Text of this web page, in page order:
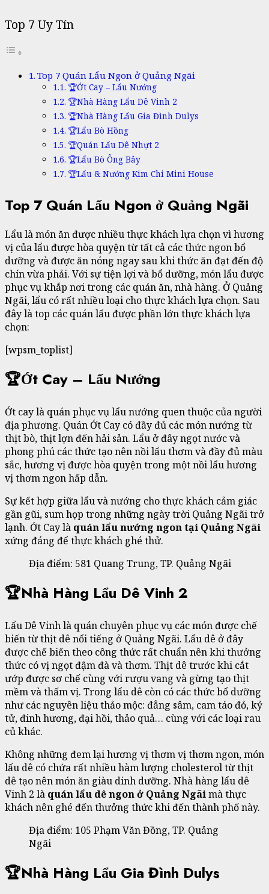
Top 7 Uy Tín
Top 7 Quán Lẩu Ngon ở Quảng Ngãi
🏆Ớt Cay – Lẩu Nướng
🏆Nhà Hàng Lẩu Dê Vinh 2
🏆Nhà Hàng Lẩu Gia Đình Dulys
🏆Lẩu Bò Hồng
🏆Quán Lẩu Dê Nhựt 2
🏆Lẩu Bò Ông Bảy
🏆Lẩu & Nướng Kim Chi Mini House
Top 7 Quán Lẩu Ngon ở Quảng Ngãi
Lẩu là món ăn được nhiều thực khách lựa chọn vì hương
vị của lẩu được hòa quyện từ tất cả các thức ngon bổ
dưỡng và được ăn nóng ngay sau khi thức ăn đạt đến độ
chín vừa phải. Với sự tiện lợi và bổ dưỡng, món lẩu được
phục vụ khắp nơi trong các quán ăn, nhà hàng. Ở Quảng
Ngãi, lẩu có rất nhiều loại cho thực khách lựa chọn. Sau
đây là top các quán lẩu được phần lớn thực khách lựa
chọn:
[wpsm_toplist]
🏆Ớt Cay – Lẩu Nướng
Ớt cay là quán phục vụ lẩu nướng quen thuộc của người
địa phương. Quán Ớt Cay có đầy đủ các món nướng từ
thịt bò, thịt lợn đến hải sản. Lẩu ở đây ngọt nước và
phong phú các thức tạo nên nồi lẩu thơm và đầy đủ màu
sắc, hương vị được hòa quyện trong một nồi lẩu hương
vị thơm ngon hấp dẫn.
Sự kết hợp giữa lẩu và nướng cho thực khách cảm giác
gần gũi, sum họp trong những ngày trời Quảng Ngãi trở
lạnh. Ớt Cay là quán lẩu nướng ngon tại Quảng Ngãi
xứng đáng để thực khách ghé thử.
Địa điểm: 581 Quang Trung, TP. Quảng Ngãi
🏆Nhà Hàng Lẩu Dê Vinh 2
Lẩu Dê Vinh là quán chuyên phục vụ các món được chế
biến từ thịt dê nổi tiếng ở Quảng Ngãi. Lẩu dê ở đây
được chế biến theo công thức rất chuẩn nên khi thưởng
thức có vị ngọt đậm đà và thơm. Thịt dê trước khi cắt
ướp được sơ chế cùng với rượu vang và gừng tạo thịt
mềm và thấm vị. Trong lẩu dê còn có các thức bổ dưỡng
như các nguyên liệu thảo mộc: đẳng sâm, cam táo đỏ, kỷ
tử, đinh hương, đại hồi, thảo quả… cùng với các loại rau
củ khác.
Không những đem lại hương vị thơm vị thơm ngon, món
lẩu dê có chứa rất nhiều hàm lượng cholesterol từ thịt
dê tạo nên món ăn giàu dinh dưỡng. Nhà hàng lẩu dê
Vinh 2 là quán lẩu dê ngon ở Quảng Ngãimà thực
khách nên ghé đến thưởng thức khi đến thành phố này.
Địa điểm: 105 Phạm Văn Đồng, TP. Quảng
Ngãi
🏆Nhà Hàng Lẩu Gia Đình Dulys